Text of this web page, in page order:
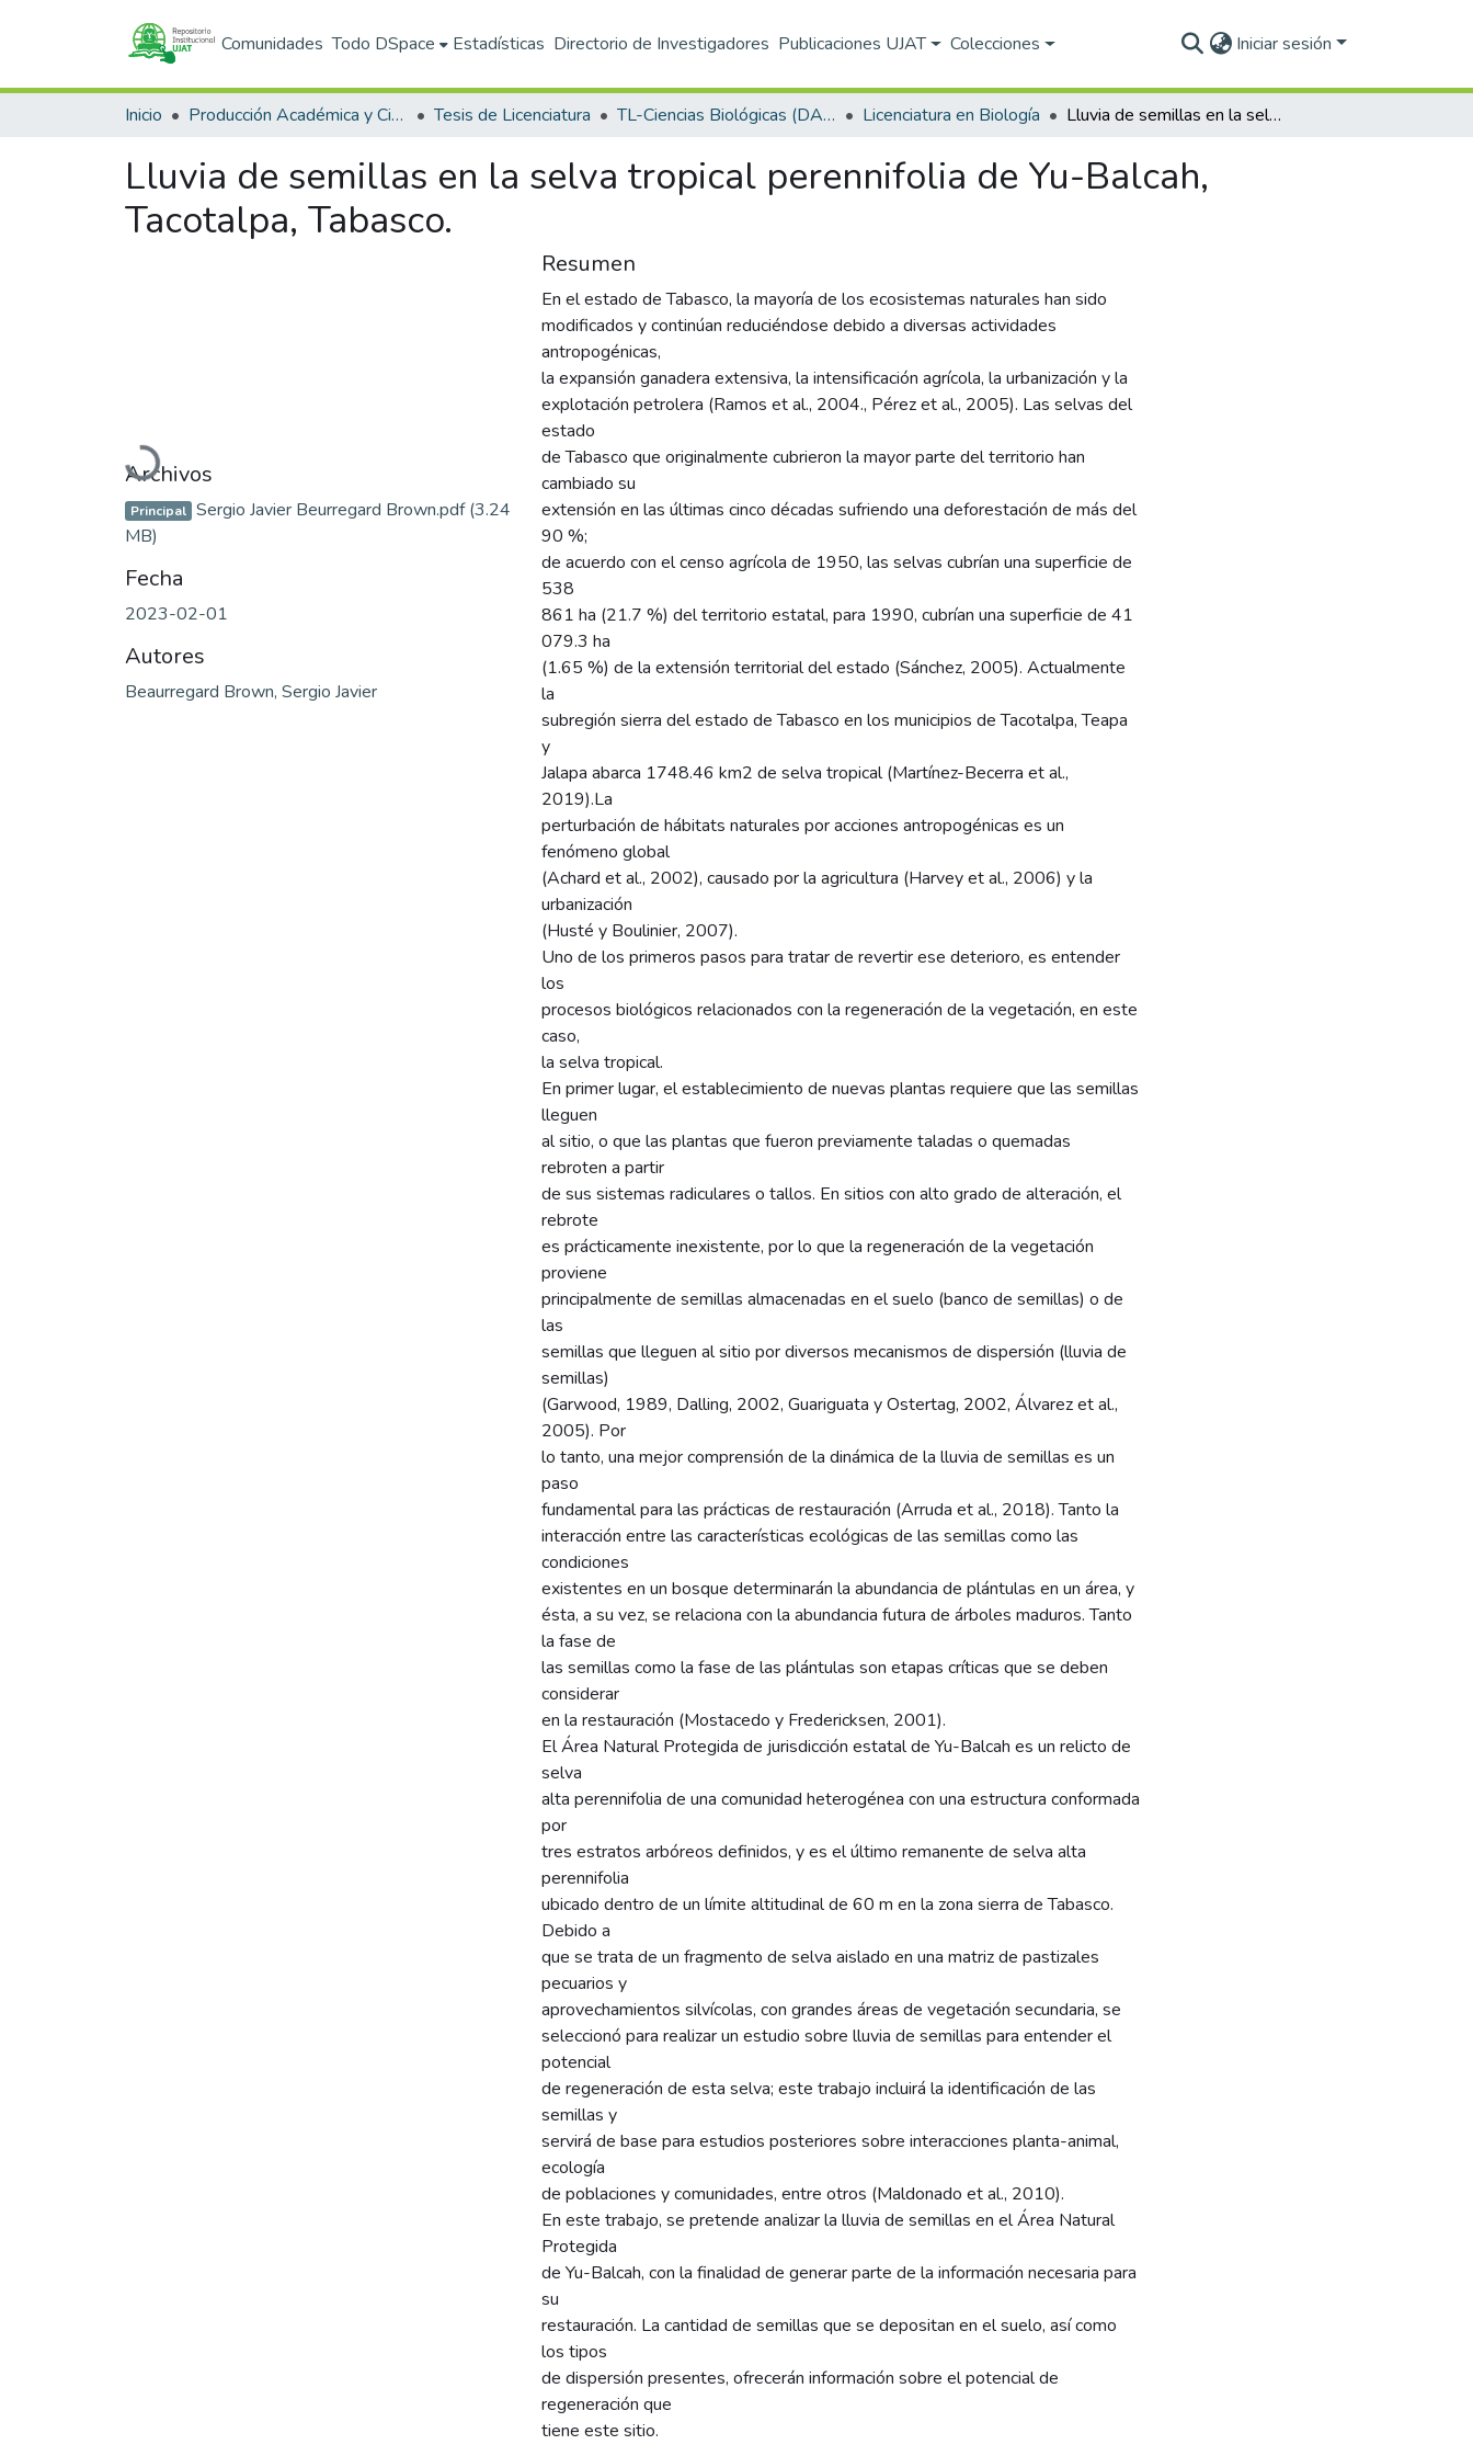
Comunidades Todo DSpace Estadísticas Directorio de Investigadores Publicaciones UJAT Colecciones Iniciar sesión
Inicio Producción Académica y Científica Tesis de Licenciatura TL-Ciencias Biológicas (DACBIOL) Licenciatura en Biología Lluvia de semillas en la selva tropical perennifolia de Yu-Balcah, Tacotalpa, Tabasco.
Lluvia de semillas en la selva tropical perennifolia de Yu-Balcah,
Tacotalpa, Tabasco.
Cargando...
Archivos
Principal Sergio Javier Beurregard Brown.pdf(3.24
MB)
Fecha
2023-02-01
Autores
Beaurregard Brown, Sergio Javier
Resumen
En el estado de Tabasco, la mayoría de los ecosistemas naturales han sido
modificados y continúan reduciéndose debido a diversas actividades
antropogénicas,
la expansión ganadera extensiva, la intensificación agrícola, la urbanización y la
explotación petrolera (Ramos et al., 2004., Pérez et al., 2005). Las selvas del
estado
de Tabasco que originalmente cubrieron la mayor parte del territorio han
cambiado su
extensión en las últimas cinco décadas sufriendo una deforestación de más del
90 %;
de acuerdo con el censo agrícola de 1950, las selvas cubrían una superficie de
538
861 ha (21.7 %) del territorio estatal, para 1990, cubrían una superficie de 41
079.3 ha
(1.65 %) de la extensión territorial del estado (Sánchez, 2005). Actualmente
la
subregión sierra del estado de Tabasco en los municipios de Tacotalpa, Teapa
y
Jalapa abarca 1748.46 km2 de selva tropical (Martínez-Becerra et al.,
2019).La
perturbación de hábitats naturales por acciones antropogénicas es un
fenómeno global
(Achard et al., 2002), causado por la agricultura (Harvey et al., 2006) y la
urbanización
(Husté y Boulinier, 2007).
Uno de los primeros pasos para tratar de revertir ese deterioro, es entender
los
procesos biológicos relacionados con la regeneración de la vegetación, en este
caso,
la selva tropical.
En primer lugar, el establecimiento de nuevas plantas requiere que las semillas
lleguen
al sitio, o que las plantas que fueron previamente taladas o quemadas
rebroten a partir
de sus sistemas radiculares o tallos. En sitios con alto grado de alteración, el
rebrote
es prácticamente inexistente, por lo que la regeneración de la vegetación
proviene
principalmente de semillas almacenadas en el suelo (banco de semillas) o de
las
semillas que lleguen al sitio por diversos mecanismos de dispersión (lluvia de
semillas)
(Garwood, 1989, Dalling, 2002, Guariguata y Ostertag, 2002, Álvarez et al.,
2005). Por
lo tanto, una mejor comprensión de la dinámica de la lluvia de semillas es un
paso
fundamental para las prácticas de restauración (Arruda et al., 2018). Tanto la
interacción entre las características ecológicas de las semillas como las
condiciones
existentes en un bosque determinarán la abundancia de plántulas en un área, y
ésta, a su vez, se relaciona con la abundancia futura de árboles maduros. Tanto
la fase de
las semillas como la fase de las plántulas son etapas críticas que se deben
considerar
en la restauración (Mostacedo y Fredericksen, 2001).
El Área Natural Protegida de jurisdicción estatal de Yu-Balcah es un relicto de
selva
alta perennifolia de una comunidad heterogénea con una estructura conformada
por
tres estratos arbóreos definidos, y es el último remanente de selva alta
perennifolia
ubicado dentro de un límite altitudinal de 60 m en la zona sierra de Tabasco.
Debido a
que se trata de un fragmento de selva aislado en una matriz de pastizales
pecuarios y
aprovechamientos silvícolas, con grandes áreas de vegetación secundaria, se
seleccionó para realizar un estudio sobre lluvia de semillas para entender el
potencial
de regeneración de esta selva; este trabajo incluirá la identificación de las
semillas y
servirá de base para estudios posteriores sobre interacciones planta-animal,
ecología
de poblaciones y comunidades, entre otros (Maldonado et al., 2010).
En este trabajo, se pretende analizar la lluvia de semillas en el Área Natural
Protegida
de Yu-Balcah, con la finalidad de generar parte de la información necesaria para
su
restauración. La cantidad de semillas que se depositan en el suelo, así como
los tipos
de dispersión presentes, ofrecerán información sobre el potencial de
regeneración que
tiene este sitio.